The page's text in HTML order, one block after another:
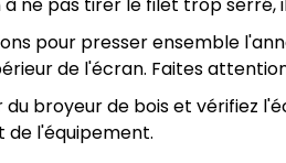
ne pas tirer le filet trop serré,
pour presser ensemble
de l'écran. Faites
du broyeur de bois et vérifiez
l'équipement.